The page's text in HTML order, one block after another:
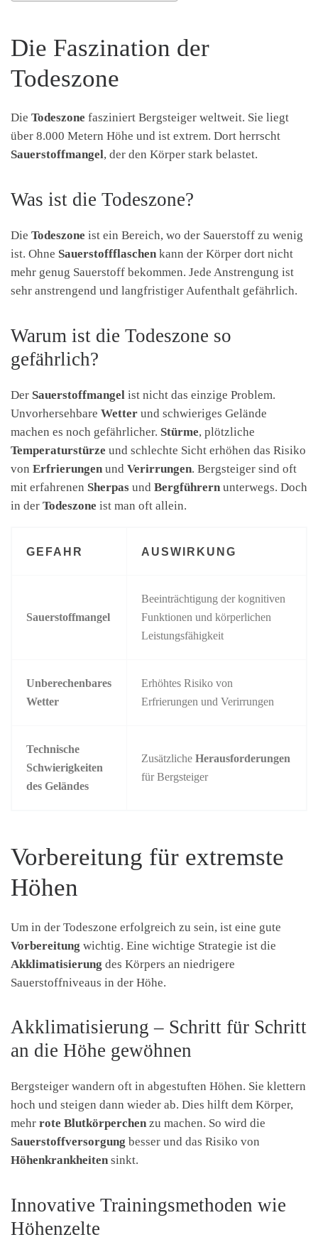
Die Faszination der
Todeszone
Die Todeszone fasziniert Bergsteiger weltweit. Sie liegt
über 8.000 Metern Höhe und ist extrem. Dort herrscht
Sauerstoffmangel, der den Körper stark belastet.
Was ist die Todeszone?
Die Todeszone ist ein Bereich, wo der Sauerstoff zu wenig
ist. Ohne Sauerstoffflaschen kann der Körper dort nicht
mehr genug Sauerstoff bekommen. Jede Anstrengung ist
sehr anstrengend und langfristiger Aufenthalt gefährlich.
Warum ist die Todeszone so
gefährlich?
Der Sauerstoffmangel ist nicht das einzige Problem.
Unvorhersehbare Wetter und schwieriges Gelände
machen es noch gefährlicher. Stürme, plötzliche
Temperaturstürze und schlechte Sicht erhöhen das Risiko
von Erfrierungen und Verirrungen. Bergsteiger sind oft
mit erfahrenen Sherpas und Bergführern unterwegs. Doch
in der Todeszone ist man oft allein.
GEFAHR AUSWIRKUNG
Sauerstoffmangel
Beeinträchtigung der kognitiven
Funktionen und körperlichen
Leistungsfähigkeit
Unberechenbares
Wetter
Erhöhtes Risiko von
Erfrierungen und Verirrungen
Technische
Schwierigkeiten
des Geländes
ZusätzlicheHerausforderungen
für Bergsteiger
Vorbereitung für extremste
Höhen
Um in der Todeszone erfolgreich zu sein, ist eine gute
Vorbereitung wichtig. Eine wichtige Strategie ist die
Akklimatisierung des Körpers an niedrigere
Sauerstoffniveaus in der Höhe.
Akklimatisierung – Schritt für Schritt
an die Höhe gewöhnen
Bergsteiger wandern oft in abgestuften Höhen. Sie klettern
hoch und steigen dann wieder ab. Dies hilft dem Körper,
mehr rote Blutkörperchen zu machen. So wird die
Sauerstoffversorgung besser und das Risiko von
Höhenkrankheiten sinkt.
Innovative Trainingsmethoden wie
Höhenzelte